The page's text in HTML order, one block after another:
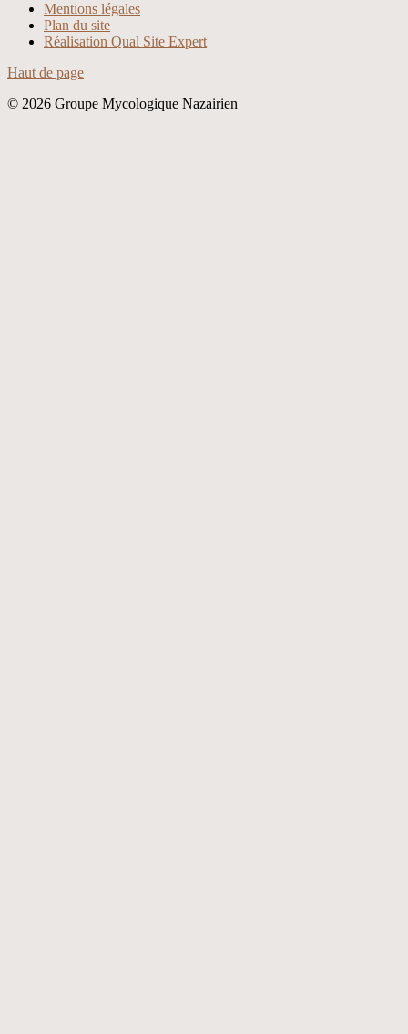
XvideosMentions légales
Plan du site
Réalisation Qual Site Expert
Haut de page
© 2026 Groupe Mycologique Nazairien